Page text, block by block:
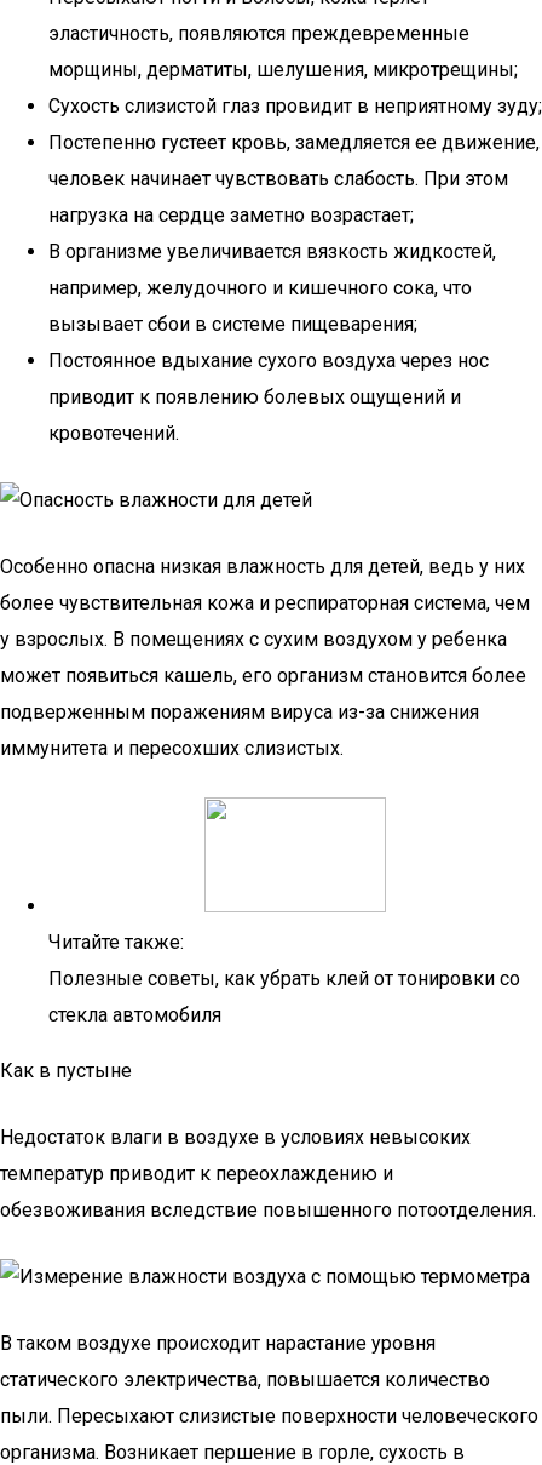
эластичность, появляются преждевременные
морщины, дерматиты, шелушения, микротрещины;
Сухость слизистой глаз провидит в неприятному зуду;
Постепенно густеет кровь, замедляется ее движение,
человек начинает чувствовать слабость. При этом
нагрузка на сердце заметно возрастает;
В организме увеличивается вязкость жидкостей,
например, желудочного и кишечного сока, что
вызывает сбои в системе пищеварения;
Постоянное вдыхание сухого воздуха через нос
приводит к появлению болевых ощущений и
кровотечений.
Особенно опасна низкая влажность для детей, ведь у них
более чувствительная кожа и респираторная система, чем
у взрослых. В помещениях с сухим воздухом у ребенка
может появиться кашель, его организм становится более
подверженным поражениям вируса из-за снижения
иммунитета и пересохших слизистых.
Читайте также:
Полезные советы, как убрать клей от тонировки со
стекла автомобиля
Как в пустыне
Недостаток влаги в воздухе в условиях невысоких
температур приводит к переохлаждению и
обезвоживания вследствие повышенного потоотделения.
В таком воздухе происходит нарастание уровня
статического электричества, повышается количество
пыли. Пересыхают слизистые поверхности человеческого
организма. Возникает першение в горле, сухость в